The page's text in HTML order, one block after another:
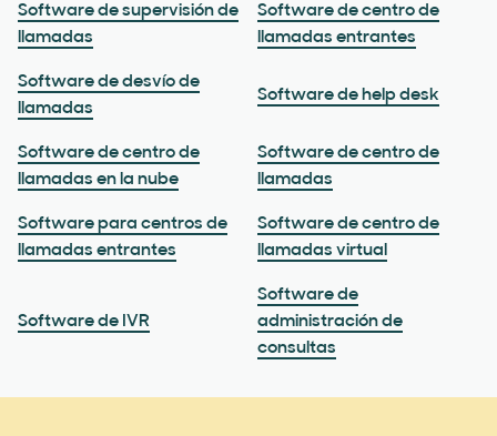
Software de supervisión de
llamadas
Software de centro de
llamadas entrantes
Software de desvío de
llamadas
Software de help desk
Software de centro de
llamadas en la nube
Software de centro de
llamadas
Software para centros de
llamadas entrantes
Software de centro de
llamadas virtual
Software de IVR
Software de
administración de
consultas